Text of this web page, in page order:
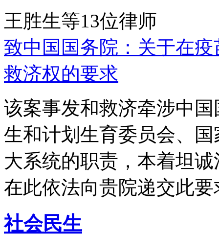
王胜生等13位律师
致中国国务院：关于在
救济权的要求
该案事发和救济牵涉中
生和计划生育委员会、
大系统的职责，本着坦
在此依法向贵院递交此要
社会民生